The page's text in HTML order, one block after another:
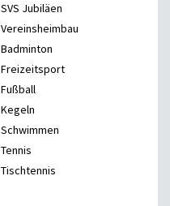
SVS Jubiläen
Vereinsheimbau
Badminton
Freizeitsport
Fußball
Kegeln
Schwimmen
Tennis
Tischtennis